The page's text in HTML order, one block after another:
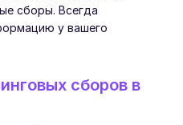
сборы. Всегда
у вашего
сборов в